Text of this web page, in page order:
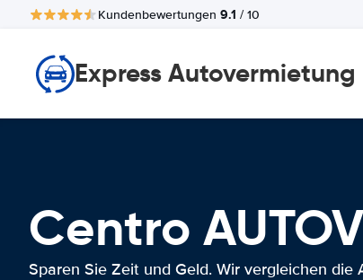
Kundenbewertungen 9.1 / 10
Express Autovermietung
Centro
Sparen Sie Zeit und Geld. Wir vergleichen die